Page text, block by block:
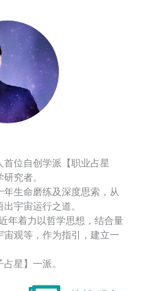
位自创学派【职业占星
究者。
生命磨练及深度思索，从
宇宙运行之道。
年着力以哲学思想，结合量
观等，作为指引，建立一
星】一派。